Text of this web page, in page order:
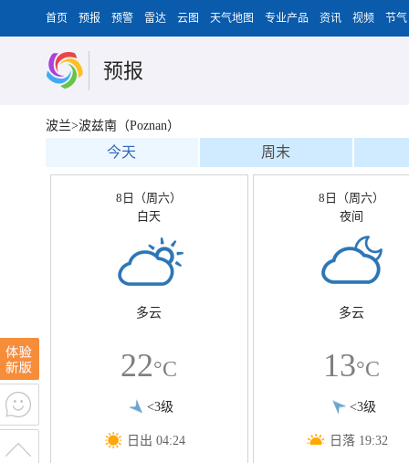
首页 预报 预警 雷达 云图 天气地图 专业产品 资讯 视频 节气
预报
波兰>波兹南（Poznan）
今天 周末
8日（周六）
白天
多云
22°C
<3级
日出 04:24
8日（周六）
夜间
多云
13°C
<3级
日落 19:32